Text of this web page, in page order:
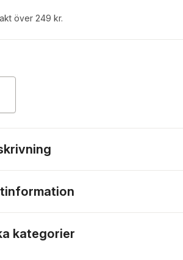
över 249 kr.
kategorier